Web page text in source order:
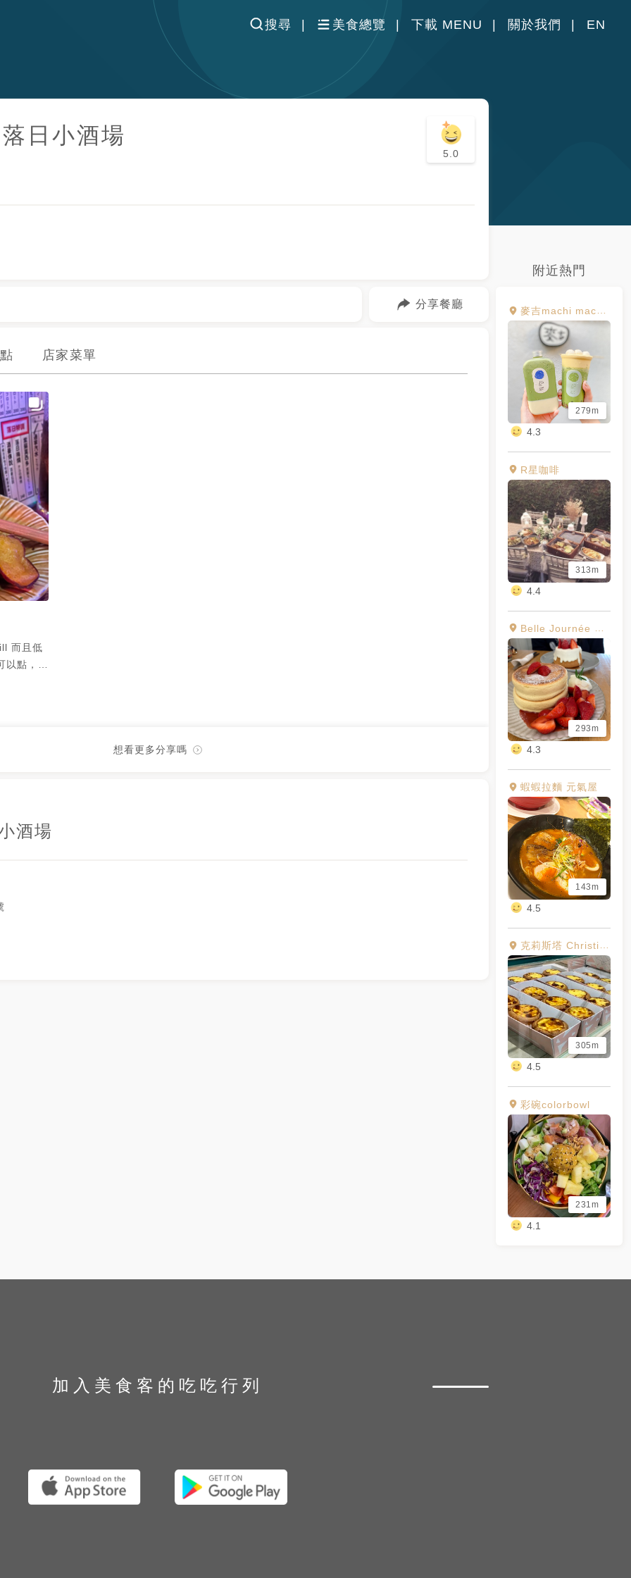
搜尋 美食總覽 下載 MENU 關於我們 EN
附近熱門
麥吉machi machi 台中勤美店
279m
4.3
R星咖啡
313m
4.4
Belle Journée 貝爵妮法式點心坊
293m
4.3
蝦蝦拉麵 元氣屋
143m
4.5
克莉斯塔 Christinetart
305m
4.5
彩碗colorbowl
231m
4.1
日小酒場
5.0
分享餐廳
店家菜單
而且低
點，
想看更多分享嗎
酒場
加入美食客的吃吃行列